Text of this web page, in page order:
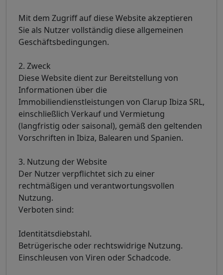
Mit dem Zugriff auf diese Website akzeptieren
Sie als Nutzer vollständig diese allgemeinen
Geschäftsbedingungen.
2. Zweck
Diese Website dient zur Bereitstellung von
Informationen über die
Immobiliendienstleistungen von Clarup Ibiza SRL,
einschließlich Verkauf und Vermietung
(langfristig oder saisonal), gemäß den geltenden
Vorschriften in Ibiza, Balearen und Spanien.
3. Nutzung der Website
Der Nutzer verpflichtet sich zu einer
rechtmäßigen und verantwortungsvollen
Nutzung.
Verboten sind:
Identitätsdiebstahl.
Betrügerische oder rechtswidrige Nutzung.
Einschleusen von Viren oder Schadcode.